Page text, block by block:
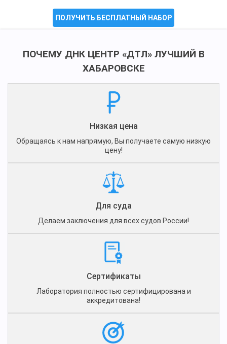
ПОЛУЧИТЬ БЕСПЛАТНЫЙ НАБОР
ПОЧЕМУ ДНК ЦЕНТР «ДТЛ» ЛУЧШИЙ В
ХАБАРОВСКЕ
Низкая цена
Обращаясь к нам напрямую, Вы получаете самую низкую
цену!
Для суда
Делаем заключения для всех судов России!
Сертификаты
Лаборатория полностью сертифицирована и
аккредитована!